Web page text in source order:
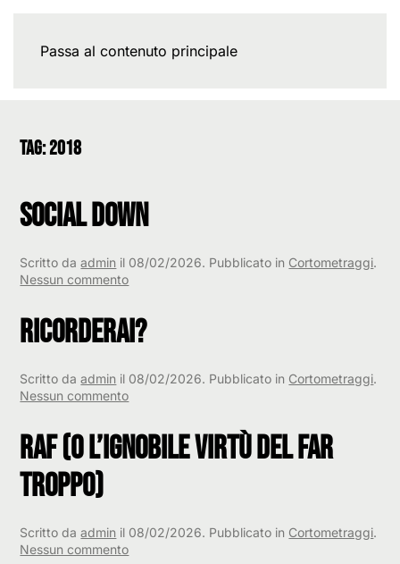
Passa al contenuto principale
Tag:2018
Social Down
Scritto daadmin il 08/02/2026. Pubblicato in Cortometraggi.
Nessun commentosu
Ricorderai?
Scritto daadmin il 08/02/2026. Pubblicato in Cortometraggi.
Nessun commentosu
Raf (o l’ignobile virtù del far
troppo)
Scritto daadmin il 08/02/2026. Pubblicato in Cortometraggi.
Nessun commentosu